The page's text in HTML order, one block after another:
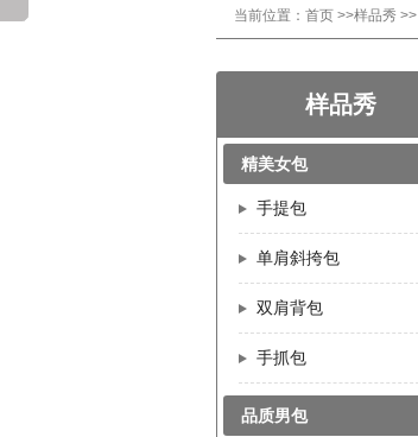
当前位置： 首页 >>样品秀 >>
样品秀
精美女包
手提包
单肩斜挎包
双肩背包
手抓包
品质男包